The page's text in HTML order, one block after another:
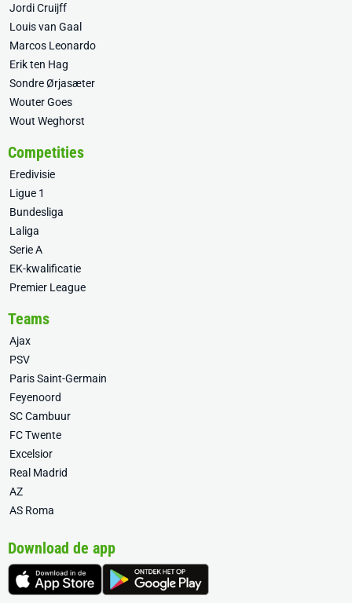
Jordi Cruijff
Louis van Gaal
Marcos Leonardo
Erik ten Hag
Sondre Ørjasæter
Wouter Goes
Wout Weghorst
Competities
Eredivisie
Ligue 1
Bundesliga
Laliga
Serie A
EK-kwalificatie
Premier League
Teams
Ajax
PSV
Paris Saint-Germain
Feyenoord
SC Cambuur
FC Twente
Excelsior
Real Madrid
AZ
AS Roma
Download de app